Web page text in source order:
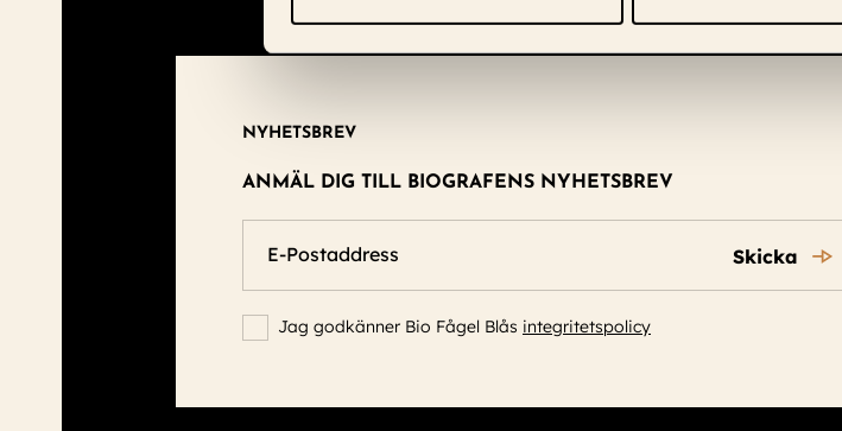
NYHETSBREV
ANMÄL DIG TILL BIOGRAFENS NYHETSBREV
Skicka
Jag godkänner Bio Fågel Blås integritetspolicy